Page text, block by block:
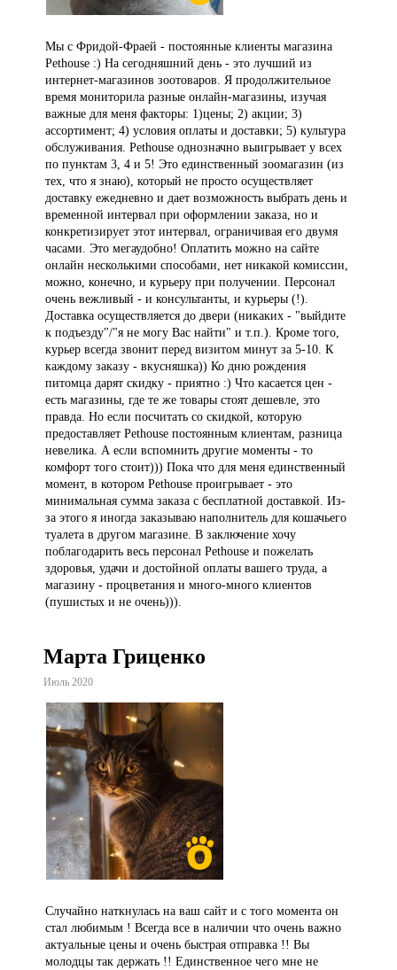
Мы с Фридой-Фраей - постоянные клиенты магазина
Pethouse :) На сегодняшний день - это лучший из
интернет-магазинов зоотоваров. Я продолжительное
время мониторила разные онлайн-магазины, изучая
важные для меня факторы: 1)цены; 2) акции; 3)
ассортимент; 4) условия оплаты и доставки; 5) культура
обслуживания. Pethouse однозначно выигрывает у всех
по пунктам 3, 4 и 5! Это единственный зоомагазин (из
тех, что я знаю), который не просто осуществляет
доставку ежедневно и дает возможность выбрать день и
временной интервал при оформлении заказа, но и
конкретизирует этот интервал, ограничивая его двумя
часами. Это мегаудобно! Оплатить можно на сайте
онлайн несколькими способами, нет никакой комиссии,
можно, конечно, и курьеру при получении. Персонал
очень вежливый - и консультанты, и курьеры (!).
Доставка осуществляется до двери (никаких - "выйдите
к подъезду"/"я не могу Вас найти" и т.п.). Кроме того,
курьер всегда звонит перед визитом минут за 5-10. К
каждому заказу - вкусняшка)) Ко дню рождения
питомца дарят скидку - приятно :) Что касается цен -
есть магазины, где те же товары стоят дешевле, это
правда. Но если посчитать со скидкой, которую
предоставляет Pethouse постоянным клиентам, разница
невелика. А если вспомнить другие моменты - то
комфорт того стоит))) Пока что для меня единственный
момент, в котором Pethouse проигрывает - это
минимальная сумма заказа с бесплатной доставкой. Из-
за этого я иногда заказываю наполнитель для кошачьего
туалета в другом магазине. В заключение хочу
поблагодарить весь персонал Pethouse и пожелать
здоровья, удачи и достойной оплаты вашего труда, а
магазину - процветания и много-много клиентов
(пушистых и не очень))).
Марта Гриценко
Июль 2020
Случайно наткнулась на ваш сайт и с того момента он
стал любимым ! Всегда все в наличии что очень важно
актуальные цены и очень быстрая отправка !! Вы
молодцы так держать !! Единственное чего мне не